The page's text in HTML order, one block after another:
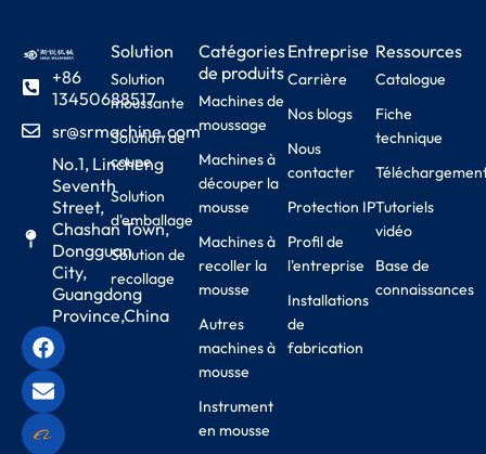
+86
13450688517
sr@srmachine.com
No.1, Lincheng
Seventh
Street,
Chashan Town,
Dongguan
City,
Guangdong
Province,China
Solution
Solution
moussante
Solution de
coupe
Solution
d'emballage
Solution de
recollage
Catégories
de produits
Machines de
moussage
Machines à
découper la
mousse
Machines à
recoller la
mousse
Autres
machines à
mousse
Instrument
en mousse
Entreprise
Carrière
Nos blogs
Nous
contacter
Protection IP
Profil de
l'entreprise
Installations
de
fabrication
Ressources
Catalogue
Fiche
technique
Tutoriels
vidéo
Base de
connaissances